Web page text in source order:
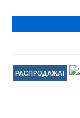
РАСПРОДАЖА!